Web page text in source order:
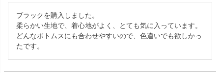
ブラックを購入しました。
柔らかい生地で、着心地がよく、とても気に入っています。
どんなボトムスにも合わせやすいので、色違いでも欲しかっ
たです。